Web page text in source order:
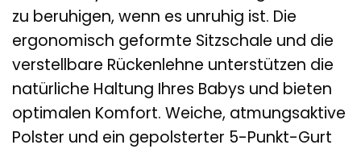
zu beruhigen, wenn es unruhig ist. Die
ergonomisch geformte Sitzschale und die
verstellbare Rückenlehne unterstützen die
natürliche Haltung Ihres Babys und bieten
optimalen Komfort. Weiche, atmungsaktive
Polster und ein gepolsterter 5-Punkt-Gurt